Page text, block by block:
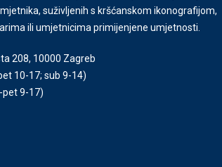
suživljenih s kršćanskom ikonografijom,
ili umjetnicima primijenjene umjetnosti.
208, 10000 Zagreb
10-17; sub 9-14)
pet 9-17)